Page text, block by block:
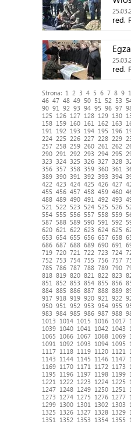
red.
red.
Strona: 1 2 3 4 5 6 7 8 9
46 47 48 49 50 51 52 53
90 91 92 93 94 95 96 97
125
126 127 128 129 130
158 159 160 161 162 163
191
192 193 194 195 196
224 225 226 227 228 229
257 258 259 260 261 262
290 291 292 293 294 295
323
324 325 326 327 328
356 357 358 359 360 361
389 390 391 392 393 394
422 423 424 425 426 427
455 456 457 458 459 460
488 489 490 491 492 493
521
522 523 524 525 526
554 555 556 557 558 559
587 588 589 590 591 592
620 621 622 623 624 625
653 654 655 656 657 658
686 687 688 689 690 691
719 720 721 722 723 724
752 753 754 755 756 757
785 786 787 788 789 790
818 819 820 821 822 823
851
852 853 854 855 856
884 885 886 887 888 889
917 918 919 920 921 922
950 951 952 953 954 955
983 984 985 986 987 988
1013
1014 1015 1016 1017
1039 1040 1041 1042 1043
1065
1066 1067 1068 1069
1091
1092 1093 1094 1095
1117 1118 1119 1120 1121
1143
1144 1145 1146 1147
1169 1170 1171 1172 1173
1195
1196 1197 1198 1199
1221
1222 1223 1224 1225
1247 1248 1249 1250 1251
1273
1274 1275 1276 1277
1299 1300 1301 1302 1303
1325
1326 1327 1328 1329
1351
1352 1353 1354 1355